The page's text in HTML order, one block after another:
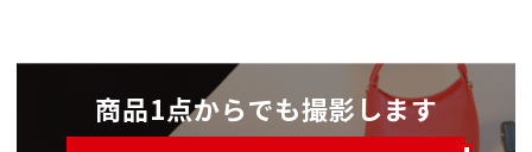
商品1点からでも撮影します